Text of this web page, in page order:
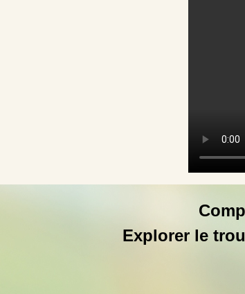
Explorer le